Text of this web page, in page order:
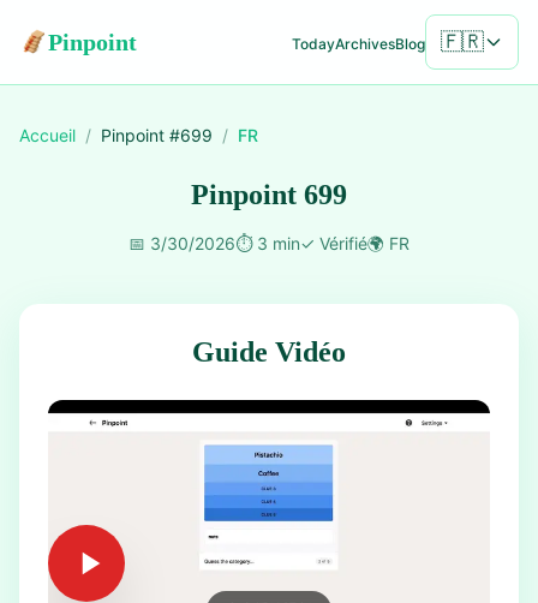
Pinpoint TodayArchivesBlog 🇫🇷
Accueil / Pinpoint #699 / FR
Pinpoint 699
📅 3/30/2026⏱️ 3 min✓ Vérifié🌍 FR
Guide Vidéo